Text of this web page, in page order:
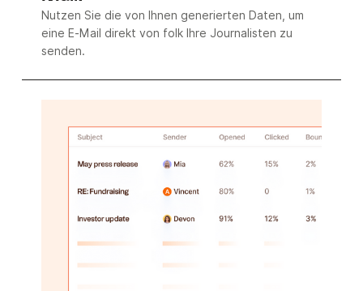
Nutzen Sie die von Ihnen generierten Daten, um
eine E-Mail direkt von folk Ihre Journalisten zu
senden.